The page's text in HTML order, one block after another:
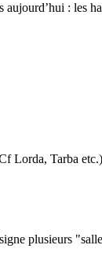
: les
Lorda, Tarba etc.)
plusieurs